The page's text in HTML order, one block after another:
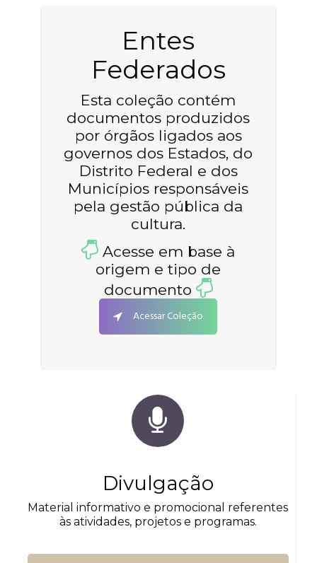
Entes
Federados
Esta coleção contém
documentos produzidos
por órgãos ligados aos
governos dos Estados, do
Distrito Federal e dos
Municípios responsáveis
pela gestão pública da
cultura.
Acesse em base à
origem e tipo de
documento
Acessar Coleção
Divulgação
Material informativo e promocional referentes
às atividades, projetos e programas.